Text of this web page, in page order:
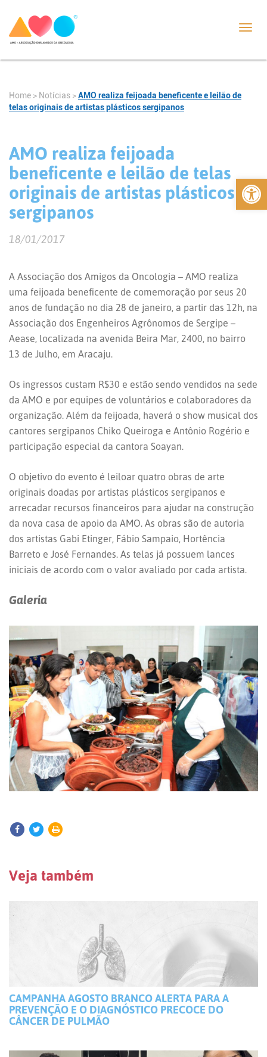
Abrir
Home > Notícias >AMO realiza feijoada beneficente e leilão de
telas originais de artistas plásticos sergipanos
AMO realiza feijoada
beneficente e leilão de telas
originais de artistas plásticos
sergipanos
18/01/2017
A Associação dos Amigos da Oncologia – AMO realiza
uma feijoada beneficente de comemoração por seus 20
anos de fundação no dia 28 de janeiro, a partir das 12h, na
Associação dos Engenheiros Agrônomos de Sergipe –
Aease, localizada na avenida Beira Mar, 2400, no bairro
13 de Julho, em Aracaju.
Os ingressos custam R$30 e estão sendo vendidos na sede
da AMO e por equipes de voluntários e colaboradores da
organização. Além da feijoada, haverá o show musical dos
cantores sergipanos Chiko Queiroga e Antônio Rogério e
participação especial da cantora Soayan.
O objetivo do evento é leiloar quatro obras de arte
originais doadas por artistas plásticos sergipanos e
arrecadar recursos financeiros para ajudar na construção
da nova casa de apoio da AMO. As obras são de autoria
dos artistas Gabi Etinger, Fábio Sampaio, Hortência
Barreto e José Fernandes. As telas já possuem lances
iniciais de acordo com o valor avaliado por cada artista.
Galeria
Veja também
CAMPANHA AGOSTO BRANCO ALERTA PARA A
PREVENÇÃO E O DIAGNÓSTICO PRECOCE DO
CÂNCER DE PULMÃO